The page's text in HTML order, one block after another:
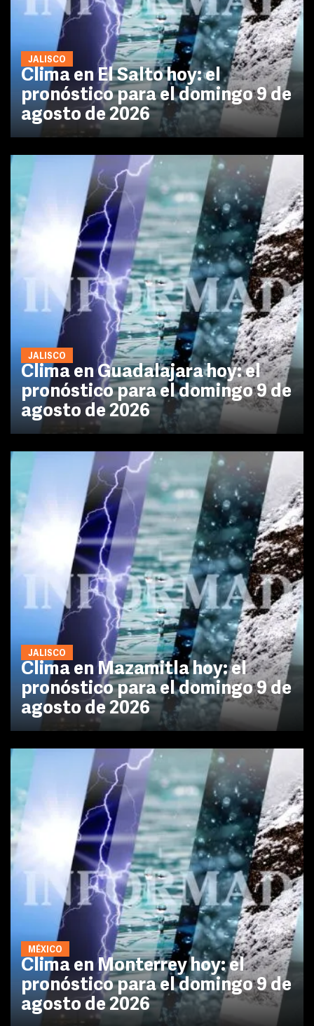
JALISCO
Clima en El Salto hoy: el
pronóstico para el domingo 9 de
agosto de 2026
JALISCO
Clima en Guadalajara hoy: el
pronóstico para el domingo 9 de
agosto de 2026
JALISCO
Clima en Mazamitla hoy: el
pronóstico para el domingo 9 de
agosto de 2026
MÉXICO
Clima en Monterrey hoy: el
pronóstico para el domingo 9 de
agosto de 2026